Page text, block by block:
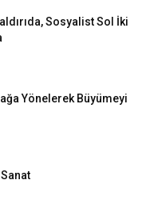
Sosyalist Sol İki
Yönelerek Büyümeyi